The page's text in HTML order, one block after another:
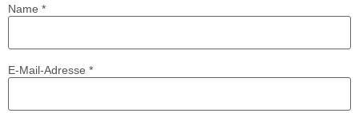
Name *
E-Mail-Adresse *